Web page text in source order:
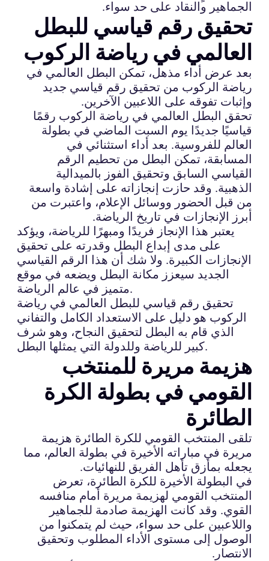
الجماهير والنقاد على حد سواء.
تحقيق رقم قياسي للبطل
العالمي في رياضة الركوب
بعد عرض أداء مذهل، تمكن البطل العالمي في
رياضة الركوب من تحقيق رقم قياسي جديد
وإثبات تفوقه على اللاعبين الآخرين.
تحقق البطل العالمي في رياضة الركوب رقمًا
قياسيًا جديدًا يوم السبت الماضي في بطولة
العالم للفروسية. بعد أداء استثنائي في
المسابقة، تمكن البطل من تحطيم الرقم
القياسي السابق وتحقيق الفوز بالميدالية
الذهبية. وقد حازت إنجازاته على إشادة واسعة
من قبل الحضور ووسائل الإعلام، واعتبرت من
أبرز الإنجازات في تاريخ الرياضة.
يعتبر هذا الإنجاز فريدًا ومبهرًا للرياضة، ويؤكد
على مدى إبداع البطل وقدرته على تحقيق
الإنجازات الكبيرة. ولا شك أن هذا الرقم القياسي
الجديد سيعزز مكانة البطل ويضعه في موقع
متميز في عالم الرياضة.
تحقيق رقم قياسي للبطل العالمي في رياضة
الركوب هو دليل على الاستعداد الكامل والتفاني
الذي قام به البطل لتحقيق النجاح، وهو شرف
كبير للرياضة وللدولة التي يمثلها البطل.
هزيمة مريرة للمنتخب
القومي في بطولة الكرة
الطائرة
تلقى المنتخب القومي للكرة الطائرة هزيمة
مريرة في مباراته الأخيرة في بطولة العالم، مما
يجعله بمأزق تأهل الفريق للنهائيات.
في البطولة الأخيرة للكرة الطائرة، تعرض
المنتخب القومي لهزيمة مريرة أمام منافسه
القوي. وقد كانت الهزيمة صادمة للجماهير
واللاعبين على حد سواء، حيث لم يتمكنوا من
الوصول إلى مستوى الأداء المطلوب وتحقيق
الانتصار.